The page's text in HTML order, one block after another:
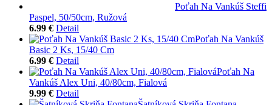
Poťah Na Vankúš Steffi
Paspel, 50/50cm, Ružová
6.99 € Detail
Poťah Na Vankúš
Basic 2 Ks, 15/40 Cm
6.99 € Detail
Poťah Na
Vankúš Alex Uni, 40/80cm, Fialová
9.99 € Detail